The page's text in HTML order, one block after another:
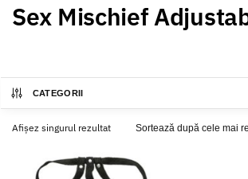
Sex Mischief
CATEGORII
Afișez singurul rezultat